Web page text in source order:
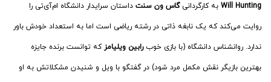
Will Hunting به کارگردانیگاس ون سنت داستان سرایدار دانشگاه ام‌آی‌تی را
روایت می‌کند که یک نابغه ذاتی در رشته ریاضی است اما به استعداد خودش باور
ندارد. روانشناس دانشگاه (با بازی خوبرابین ویلیامز که توانست برنده جایزه
بهترین بازیگر نقش مکمل مرد شود) در گفتگو با ویل و شنیدن مشکلاتش به او